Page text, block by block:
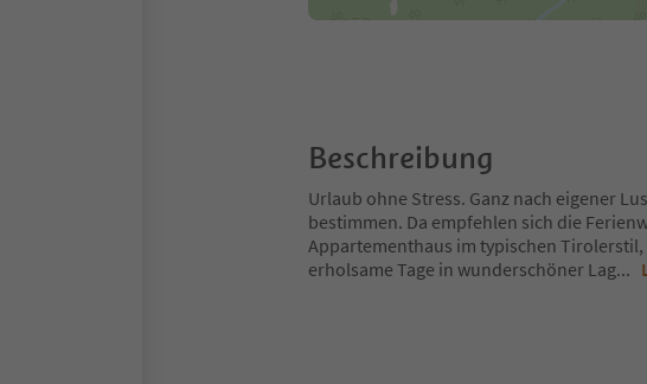
Beschreibung
Urlaub ohne Stress. Ganz nach eigener
bestimmen. Da empfehlen sich die
Appartementhaus im typischen
erholsame Tage in wunderschöner Lag...